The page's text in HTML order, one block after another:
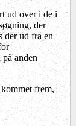
ud over i de i
der
der ud fra en
på anden
frem,